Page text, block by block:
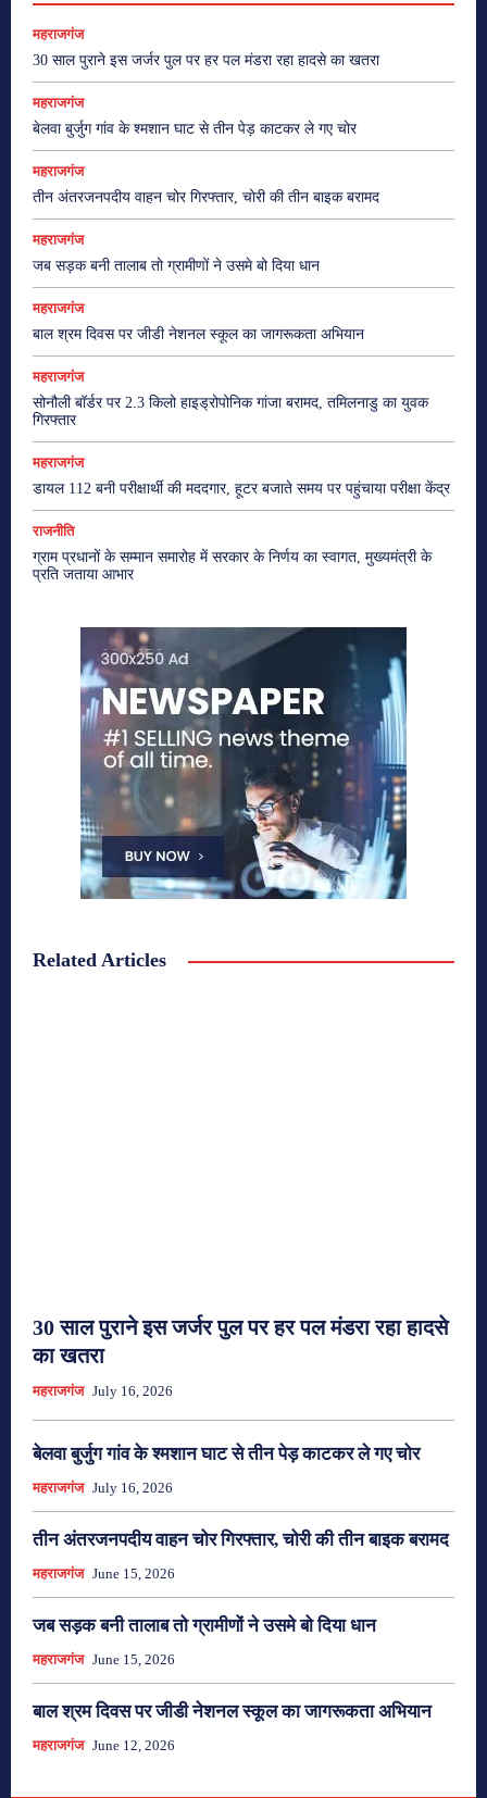
महराजगंज
30 साल पुराने इस जर्जर पुल पर हर पल मंडरा रहा हादसे का खतरा
महराजगंज
बेलवा बुर्जुग गांव के श्मशान घाट से तीन पेड़ काटकर ले गए चोर
महराजगंज
तीन अंतरजनपदीय वाहन चोर गिरफ्तार, चोरी की तीन बाइक बरामद
महराजगंज
जब सड़क बनी तालाब तो ग्रामीणों ने उसमे बो दिया धान
महराजगंज
बाल श्रम दिवस पर जीडी नेशनल स्कूल का जागरूकता अभियान
महराजगंज
सोनौली बॉर्डर पर 2.3 किलो हाइड्रोपोनिक गांजा बरामद, तमिलनाडु का युवक
गिरफ्तार
महराजगंज
डायल 112 बनी परीक्षार्थी की मददगार, हूटर बजाते समय पर पहुंचाया परीक्षा केंद्र
राजनीति
ग्राम प्रधानों के सम्मान समारोह में सरकार के निर्णय का स्वागत, मुख्यमंत्री के
प्रति जताया आभार
Related Articles
30 साल पुराने इस जर्जर पुल पर हर पल मंडरा रहा हादसे
का खतरा
महराजगंज July 16, 2026
बेलवा बुर्जुग गांव के श्मशान घाट से तीन पेड़ काटकर ले गए चोर
महराजगंज July 16, 2026
तीन अंतरजनपदीय वाहन चोर गिरफ्तार, चोरी की तीन बाइक बरामद
महराजगंज June 15, 2026
जब सड़क बनी तालाब तो ग्रामीणों ने उसमे बो दिया धान
महराजगंज June 15, 2026
बाल श्रम दिवस पर जीडी नेशनल स्कूल का जागरूकता अभियान
महराजगंज June 12, 2026